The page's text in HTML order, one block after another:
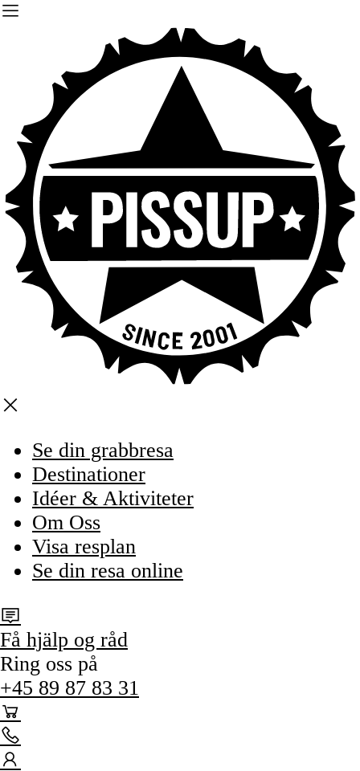
Se din grabbresa
Destinationer
Idéer & Aktiviteter
Om Oss
Visa resplan
Se din resa online
Få hjälp og råd
Ring oss på
+45 89 87 83 31